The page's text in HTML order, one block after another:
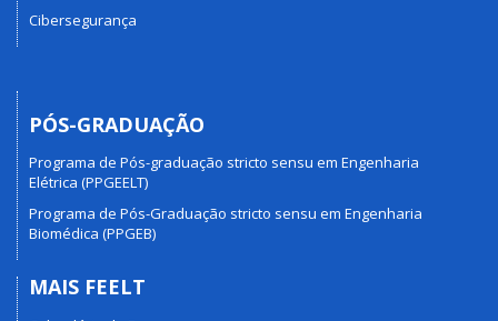
Cibersegurança
PÓS-GRADUAÇÃO
Programa de Pós-graduação stricto sensu em Engenharia
Elétrica (PPGEELT)
Programa de Pós-Graduação stricto sensu em Engenharia
Biomédica (PPGEB)
MAIS FEELT